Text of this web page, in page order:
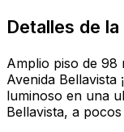
Detalles de
Amplio piso de 98
Avenida Bellavista
luminoso en una
Bellavista, a